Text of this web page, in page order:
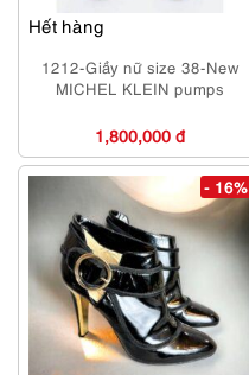
Hết hàng
1212-Giầy nữ size 38-New
MICHEL KLEIN pumps
1,800,000 đ
- 16%